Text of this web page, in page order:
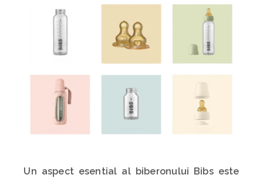
Un aspect esential al biberonului Bibs este